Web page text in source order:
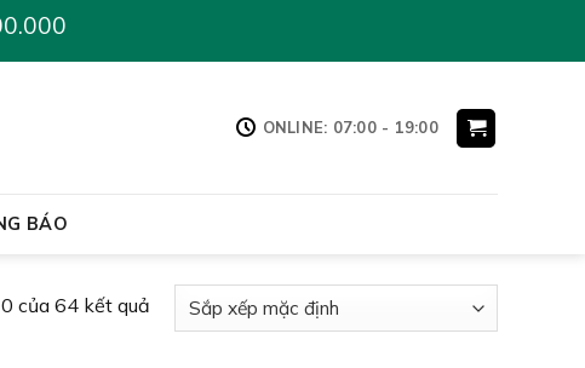
ONLINE: 07:00 - 19:00
BÁO
của 64 kết quả